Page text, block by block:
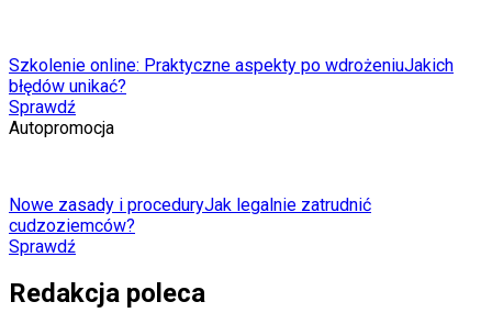
Szkolenie online: Praktyczne aspekty po wdrożeniuJakich
błędów unikać?
Sprawdź
Autopromocja
Nowe zasady i proceduryJak legalnie zatrudnić
cudzoziemców?
Sprawdź
Redakcja poleca